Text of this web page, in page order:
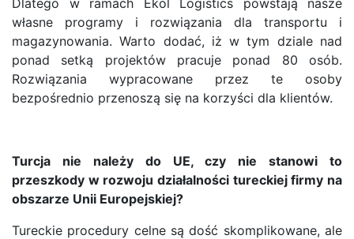
własne programy i rozwiązania dla transportu i
magazynowania. Warto dodać, iż w tym dziale nad
ponad setką projektów pracuje ponad 80 osób.
Rozwiązania wypracowane przez te osoby
bezpośrednio przenoszą się na korzyści dla klientów.
Turcja nie należy do UE, czy nie stanowi to
przeszkody w rozwoju działalności tureckiej firmy na
obszarze Unii Europejskiej?
Tureckie procedury celne są dość skomplikowane, ale